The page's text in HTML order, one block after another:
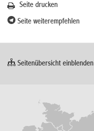
Seite drucken
Seite weiterempfehlen
Seitenübersicht einblenden